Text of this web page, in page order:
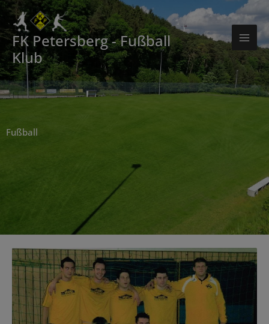
Zum
Inhalt
springen
FK Petersberg - Fußball
Klub
Fußball